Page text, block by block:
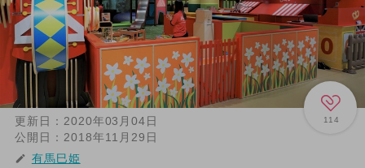
114
更新日： 2020年03月04日
公開日： 2018年11月29日
有馬巳姫